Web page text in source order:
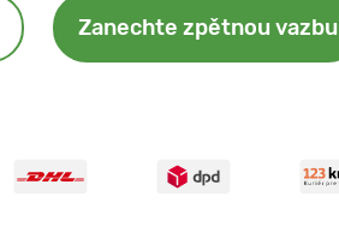
Zanechte zpětnou vazbu